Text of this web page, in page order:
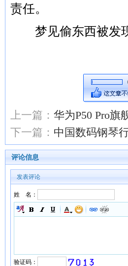
责任。
梦见偷东西被发
上一篇： 华为P50 Pro旗
下一篇： 中国数码钢琴
评论信息
发表评论
姓 名：
验证码：